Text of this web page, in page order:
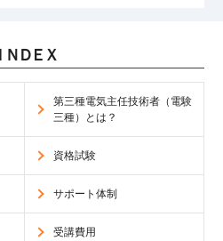
ＩＮＤＥＸ
第三種電気主任技術者（電験
三種）とは？
資格試験
サポート体制
受講費用